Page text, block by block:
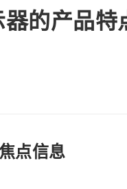
的产品
点信息